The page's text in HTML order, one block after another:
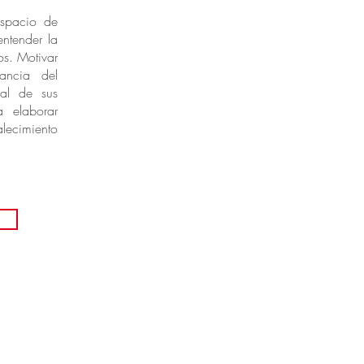
de
la
Motivar
del
de sus
elaborar